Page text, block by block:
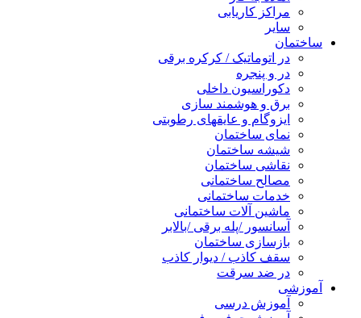
مراکز کاریابی
سایر
ساختمان
در اتوماتیک / کرکره برقی
در و پنجره
دکوراسیون داخلی
برق و هوشمند سازی
ایزوگام و عایقهای رطوبتی
نمای ساختمان
شیشه ساختمان
نقاشی ساختمان
مصالح ساختمانی
خدمات ساختمانی
ماشین آلات ساختمانی
آسانسور /پله برقی /بالابر
بازسازی ساختمان
سقف کاذب / دیوار کاذب
در ضد سرقت
آموزشی
آموزش درسی